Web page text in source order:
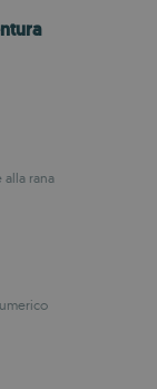
alla rana